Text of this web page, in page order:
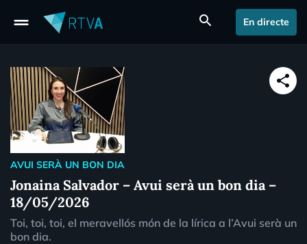
drag_handle search En directe
share
AVUI SERÀ UN BON DIA
Jonaina Salvador – Avui serà un bon dia –
18/05/2026
Toi, toi, toi, el meravellós món de la lírica a l’Avui serà un
bon dia.